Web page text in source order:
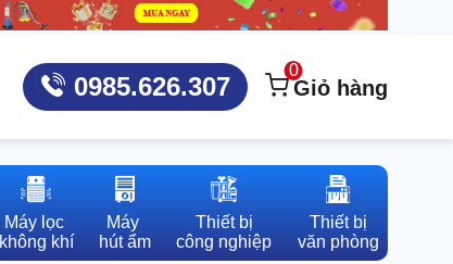
0985.626.307
0
Giỏ hàng
Máy lọc
không khí
Máy
hút ẩm
Thiết bị
công nghiệp
Thiết bị
văn phòng